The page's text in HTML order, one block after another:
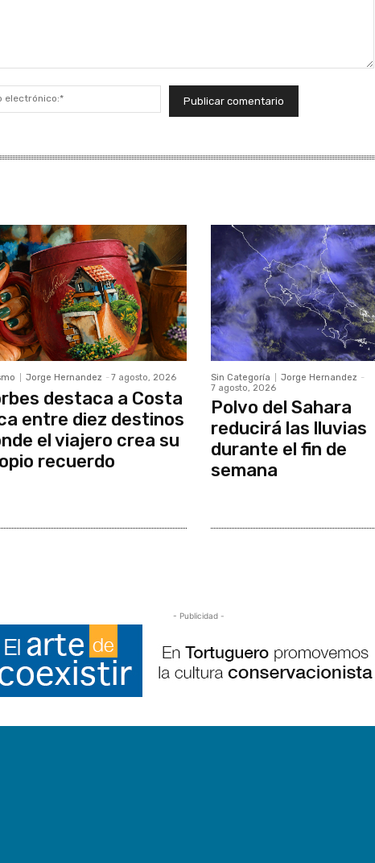
electrónico:*
Jorge Hernandez - 7 agosto, 2026
destaca a Costa
entre diez destinos
el viajero crea su
recuerdo
Sin Categoría Jorge Hernandez -
7 agosto, 2026
Polvo del Sahara
reducirá las lluvias
durante el fin de
semana
- Publicidad -